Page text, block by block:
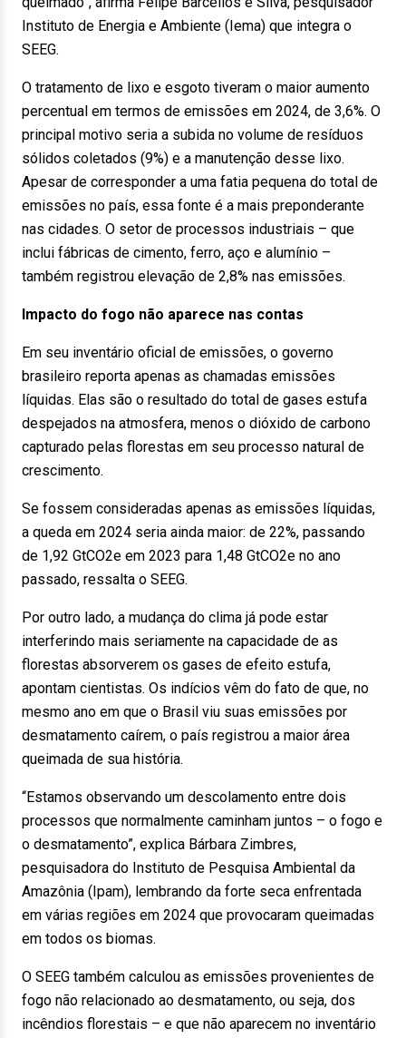
Instituto de Energia e Ambiente (Iema) que integra o
SEEG.
O tratamento de lixo e esgoto tiveram o maior aumento
percentual em termos de emissões em 2024, de 3,6%. O
principal motivo seria a subida no volume de resíduos
sólidos coletados (9%) e a manutenção desse lixo.
Apesar de corresponder a uma fatia pequena do total de
emissões no país, essa fonte é a mais preponderante
nas cidades. O setor de processos industriais – que
inclui fábricas de cimento, ferro, aço e alumínio –
também registrou elevação de 2,8% nas emissões.
Impacto do fogo não aparece nas contas
Em seu inventário oficial de emissões, o governo
brasileiro reporta apenas as chamadas emissões
líquidas. Elas são o resultado do total de gases estufa
despejados na atmosfera, menos o dióxido de carbono
capturado pelas florestas em seu processo natural de
crescimento.
Se fossem consideradas apenas as emissões líquidas,
a queda em 2024 seria ainda maior: de 22%, passando
de 1,92 GtCO2e em 2023 para 1,48 GtCO2e no ano
passado, ressalta o SEEG.
Por outro lado, a mudança do clima já pode estar
interferindo mais seriamente na capacidade de as
florestas absorverem os gases de efeito estufa,
apontam cientistas. Os indícios vêm do fato de que, no
mesmo ano em que o Brasil viu suas emissões por
desmatamento caírem, o país registrou a maior área
queimada de sua história.
“Estamos observando um descolamento entre dois
processos que normalmente caminham juntos – o fogo e
o desmatamento”, explica Bárbara Zimbres,
pesquisadora do Instituto de Pesquisa Ambiental da
Amazônia (Ipam), lembrando da forte seca enfrentada
em várias regiões em 2024 que provocaram queimadas
em todos os biomas.
O SEEG também calculou as emissões provenientes de
fogo não relacionado ao desmatamento, ou seja, dos
incêndios florestais – e que não aparecem no inventário